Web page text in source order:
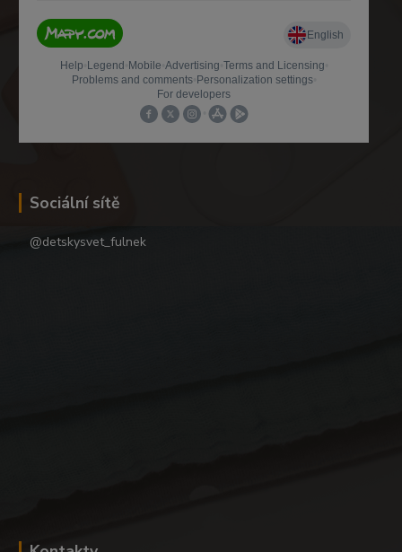
Sociální sítě
@detskysvet_fulnek